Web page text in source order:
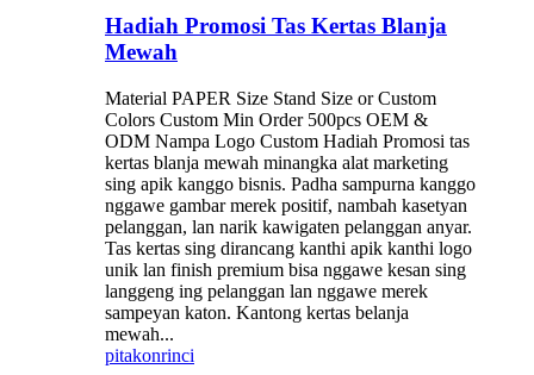
Hadiah Promosi Tas Kertas Blanja
Mewah
Material PAPER Size Stand Size or Custom
Colors Custom Min Order 500pcs OEM &
ODM Nampa Logo Custom Hadiah Promosi tas
kertas blanja mewah minangka alat marketing
sing apik kanggo bisnis. Padha sampurna kanggo
nggawe gambar merek positif, nambah kasetyan
pelanggan, lan narik kawigaten pelanggan anyar.
Tas kertas sing dirancang kanthi apik kanthi logo
unik lan finish premium bisa nggawe kesan sing
langgeng ing pelanggan lan nggawe merek
sampeyan katon. Kantong kertas belanja
mewah...
pitakonrinci